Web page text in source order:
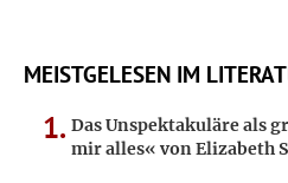
MEISTGELESEN IM
Das Unspektakuläre als
mir alles« von Elizabeth